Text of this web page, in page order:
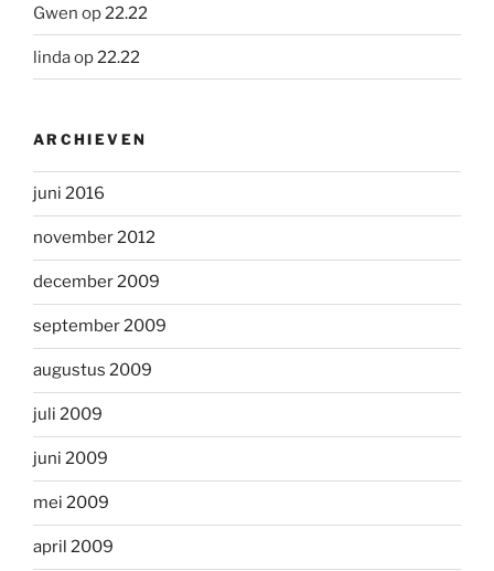
Gwen op22.22
lindaop22.22
ARCHIEVEN
juni 2016
november 2012
december 2009
september 2009
augustus 2009
juli 2009
juni 2009
mei 2009
april 2009